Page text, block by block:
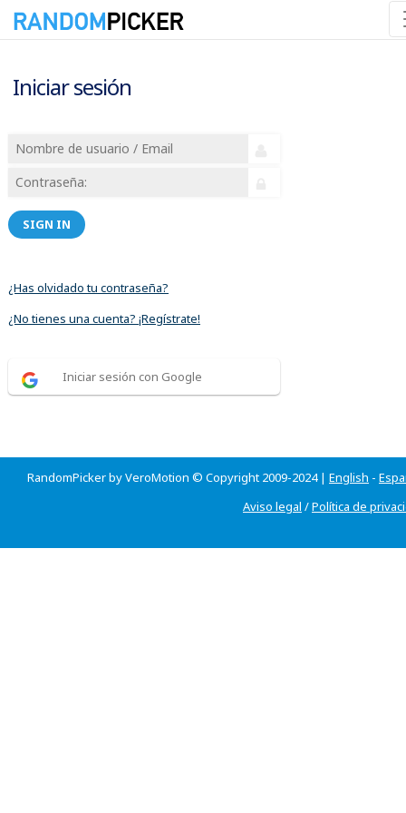
Iniciar sesión
SIGN IN
¿Has olvidado tu contraseña?
¿No tienes una cuenta? ¡Regístrate!
Iniciar sesión con Google
RandomPicker by VeroMotion © Copyright 2009-2024 | English -
Aviso legal /Política de